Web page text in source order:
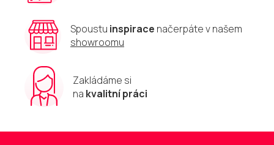
Spoustu inspirace načerpáte v našem
showroomu
Zakládáme si
na kvalitní práci